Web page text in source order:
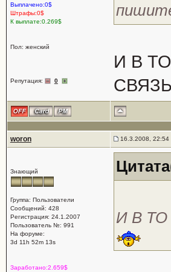
Выплачено:0$
Штрафы:0$
К выплате:0.269$
Пол: женский
Репутация: 0
И В
woron 16.3.2008, 22:54
Знающий
Группа: Пользователи
Сообщений: 428
Регистрация: 24.1.2007
Пользователь №: 991
На форуме:
3d 11h 52m 13s
Заработано:2.659$
И В